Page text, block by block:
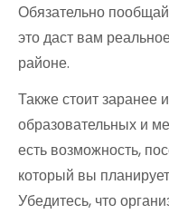
Обязательно
это даст вам
районе.
Также стоит заранее
образовательных и
есть возможность,
который вы
Убедитесь, что